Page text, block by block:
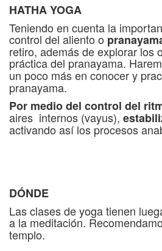
HATHA YOGA
Teniendo en cuenta la
control del aliento o
retiro, además de explorar los
práctica del pranayama.
un poco más en conocer y
pranayama.
Por medio del control del
aires internos (vayus),
activando así los procesos
DÓNDE
Las clases de yoga tienen
a la meditación.
templo.